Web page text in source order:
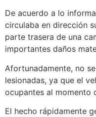
De acuerdo a lo
circulaba en dirección
parte trasera de una
importantes daños
Afortunadamente, no
lesionadas, ya que el
ocupantes al momento
El hecho rápidamente